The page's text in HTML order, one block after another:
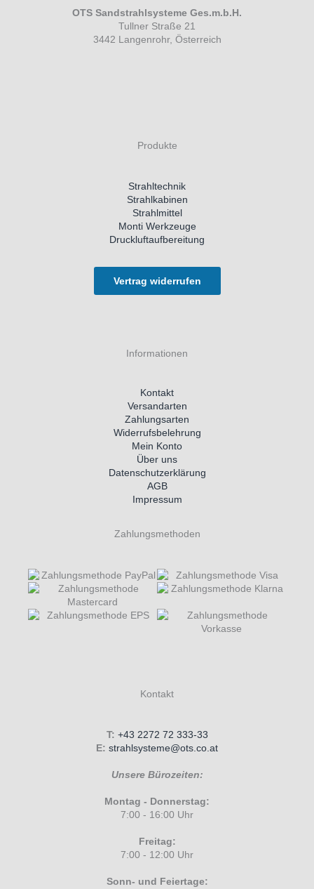
OTS Sandstrahlsysteme Ges.m.b.H.
Tullner Straße 21
3442 Langenrohr, Österreich
Produkte
Strahltechnik
Strahlkabinen
Strahlmittel
Monti Werkzeuge
Druckluftaufbereitung
Vertrag widerrufen
Informationen
Kontakt
Versandarten
Zahlungsarten
Widerrufsbelehrung
Mein Konto
Über uns
Datenschutzerklärung
AGB
Impressum
Zahlungsmethoden
Kontakt
T: +43 2272 72 333-33
E: strahlsysteme@ots.co.at
Unsere Bürozeiten:
Montag - Donnerstag:
7:00 - 16:00 Uhr
Freitag:
7:00 - 12:00 Uhr
Sonn- und Feiertage: